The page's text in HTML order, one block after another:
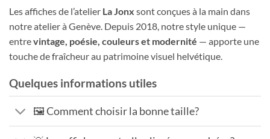
Les affiches de l’atelier La Jonx sont conçues à la main dans
notre atelier à Genève. Depuis 2018, notre style unique —
entrevintage, poésie, couleurs et modernité — apporte une
touche de fraîcheur au patrimoine visuel helvétique.
Quelques informations utiles
🖼️ Comment choisir la bonne taille?